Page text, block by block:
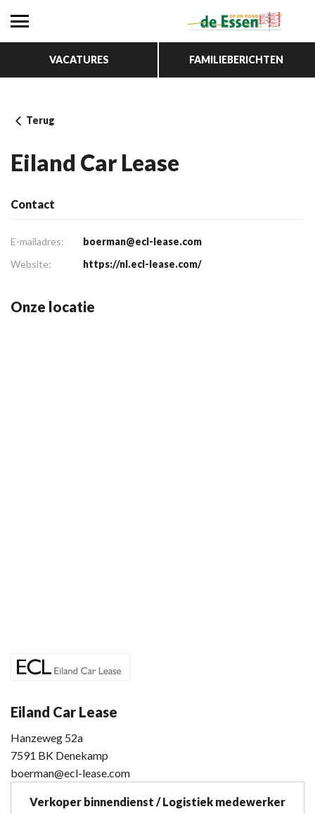
VACATURES FAMILIEBERICHTEN
Terug
Eiland Car Lease
Contact
E-mailadres:
boerman@ecl-lease.com
Website:
https://nl.ecl-lease.com/
Onze locatie
Eiland Car Lease
Hanzeweg 52a
7591 BK Denekamp
boerman@ecl-lease.com
Verkoper binnendienst / Logistiek medewerker